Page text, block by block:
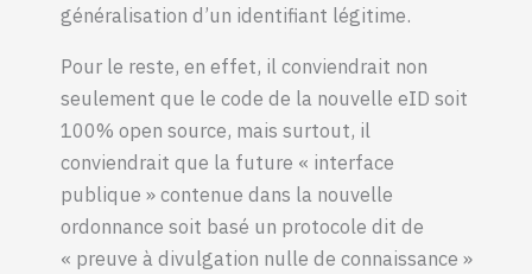
généralisation d’un identifiant légitime.
Pour le reste, en effet, il conviendrait non
seulement que le code de la nouvelle eID soit
100% open source, mais surtout, il
conviendrait que la future « interface
publique » contenue dans la nouvelle
ordonnance soit basé un protocole dit de
« preuve à divulgation nulle de connaissance »